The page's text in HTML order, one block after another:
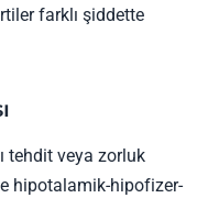
farklı şiddette
tehdit veya zorluk
hipotalamik-hipofizer-